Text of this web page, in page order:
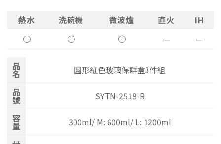
熱水 洗碗機 微波爐 直火
IH
○
○ ○ — —
品
名
圓形紅色玻璃保鮮盒3件組
品
號
SYTN-2518-R
容
量
300ml/ M: 600ml/ L: 1200ml